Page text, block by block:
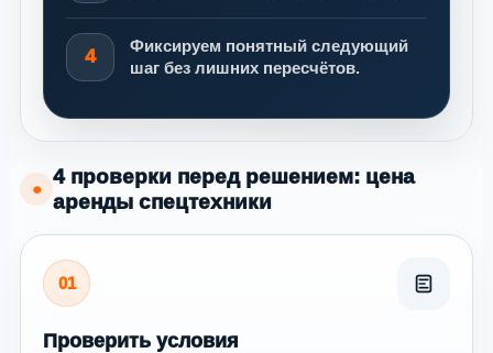
4
Фиксируем понятный следующий
шаг без лишних пересчётов.
●
4 проверки перед решением: цена
аренды спецтехники
01
Проверить условия